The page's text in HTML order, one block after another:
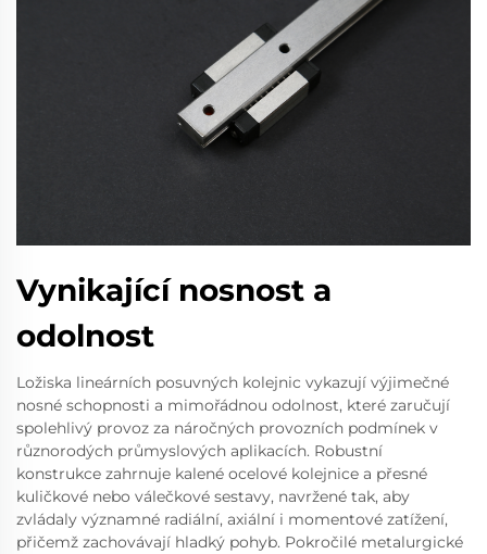
Vynikající nosnost a
odolnost
Ložiska lineárních posuvných kolejnic vykazují výjimečné
nosné schopnosti a mimořádnou odolnost, které zaručují
spolehlivý provoz za náročných provozních podmínek v
různorodých průmyslových aplikacích. Robustní
konstrukce zahrnuje kalené ocelové kolejnice a přesné
kuličkové nebo válečkové sestavy, navržené tak, aby
zvládaly významné radiální, axiální i momentové zatížení,
přičemž zachovávají hladký pohyb. Pokročilé metalurgické